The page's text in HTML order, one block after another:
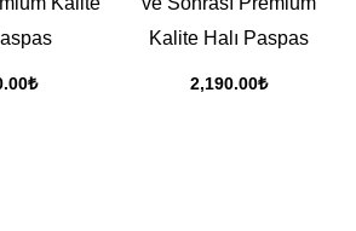
₺
Kalite Halı Paspas
2,190.00₺